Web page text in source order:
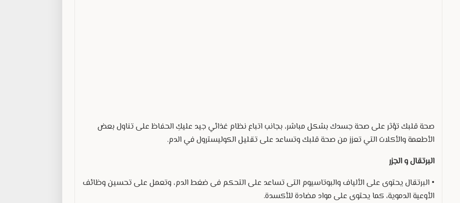
صحة قلبك تؤثر على صحة جسدك بشكل مباشر، بجانب اتباع نظام غذائي جيد عليكِ الحفاظ على تناول بعض
الأطعمة والأكلات التي تعزز من صحة قلبك وتساعد على تقليل الكوليسترول في الدم.
البرتقال و الجزر
• البرتقال يحتوى على الألياف والبوتاسيوم التى تساعد على التحكم فى ضغط الدم، وتعمل على تحسين وظائف
الأوعية الدموية، كما يحتوى على مواد مضادة للأكسدة.